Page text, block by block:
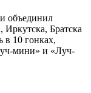
объединил
Иркутска, Братска
в 10 гонках,
мини» и «Луч-